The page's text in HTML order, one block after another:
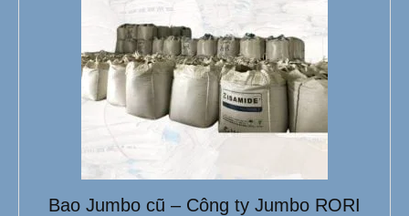
Bao Jumbo cũ – Công ty Jumbo RORI